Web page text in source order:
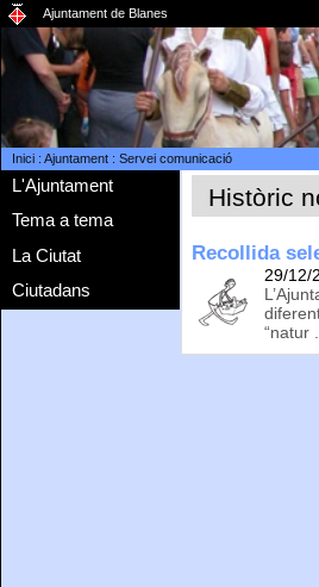
Ajuntament de Blanes
Inici: Ajuntament: Servei comunicació
L'Ajuntament
Tema a tema
La Ciutat
Ciutadans
Històric
Recollida
29/12/
“natur ...